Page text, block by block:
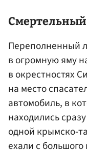
Смертельный
Переполненный
в огромную яму
в окрестностях
на место
автомобиль, в
находились
одной крымско-
ехали с